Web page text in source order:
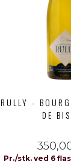
RULLY -
DE
Pr./stk. ved 6